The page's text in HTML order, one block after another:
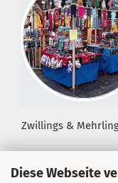
Diese Webseite
Zwillings &